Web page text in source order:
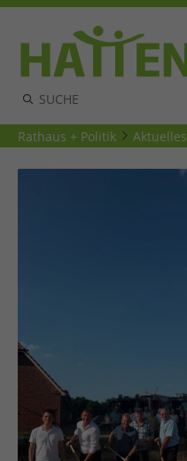
Rathaus + Politik Aktuelles